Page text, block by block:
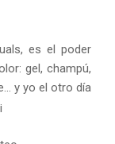
es el poder
gel, champú,
y yo el otro día